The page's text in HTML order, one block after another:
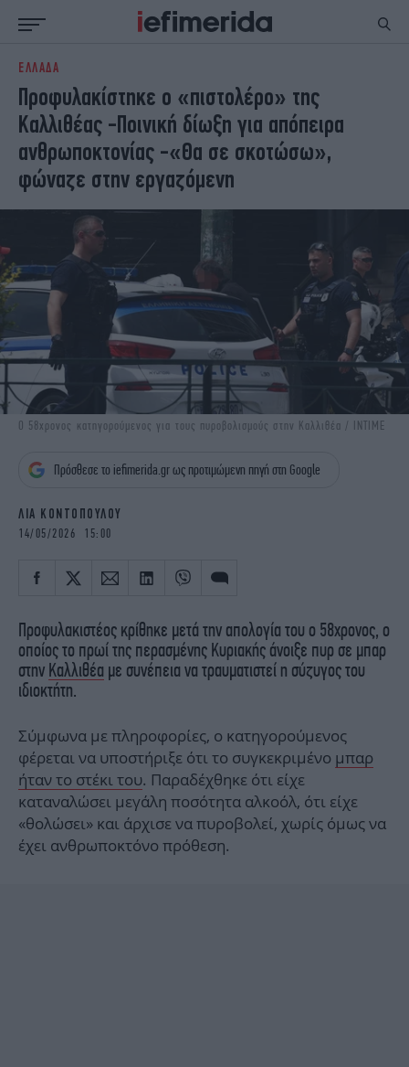
ΕΙΔΗΣΕΙΣ
NON PAPER
ΕΛΛΑΔΑ
ΟΙΚΟΝΟΜΙΑ
ΚΟΣΜΟΣ
ΠΟΛΙΤΙΣΜΟΣ
ΠΑΝΕΛΛΗΝΙΕΣ
ΖΩΗ
ΣΠΟΡ
ΓΥΝΑΙΚΑ
ENGLISH EDITION
ΕΚΛΟΓΕΣ
ΤΕΧΝΟΛΟΓΙΑ
ΟΛΥΜΠΙΑΚΟΙ ΑΓΩΝΕΣ
EURO
GREEN
PODCAST
iAUTOKINITO
iOPINIONS
iGASTRONOMIE
iBOOKS
ΖΩΔΙΑ
MEDIA
ELAMEFORA
NEWSLETTER
ΕΛΛΑΔΑ
Προφυλακίστηκε ο «πιστολέρο» της
Καλλιθέας -Ποινική δίωξη για απόπειρα
ανθρωποκτονίας -«Θα σε σκοτώσω»,
φώναζε στην εργαζόμενη
Ο 58χρονος κατηγορούμενος για τους πυροβολισμούς στην Καλλιθέα / INTIME
Πρόσθεσε το iefimerida.gr ως προτιμώμενη πηγή στη Google
ΛΙΑ ΚΟΝΤΟΠΟΥΛΟΥ
14/05/2026 15:00
Προφυλακιστέος κρίθηκε μετά την απολογία του ο 58χρονος, ο
οποίος το πρωί της περασμένης Κυριακής άνοιξε πυρ σε μπαρ
στην Καλλιθέα με συνέπεια να τραυματιστεί η σύζυγος του
ιδιοκτήτη.
Σύμφωνα με πληροφορίες, ο κατηγορούμενος
φέρεται να υποστήριξε ότι το συγκεκριμένο μπαρ
ήταν το στέκι του. Παραδέχθηκε ότι είχε
καταναλώσει μεγάλη ποσότητα αλκοόλ, ότι είχε
«θολώσει» και άρχισε να πυροβολεί, χωρίς όμως να
έχει ανθρωποκτόνο πρόθεση.